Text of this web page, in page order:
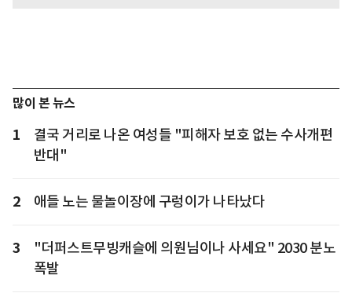
많이 본 뉴스
1
결국 거리로 나온 여성들 "피해자 보호 없는 수사개편
반대"
2 애들 노는 물놀이장에 구렁이가 나타났다
3
"더퍼스트무빙캐슬에 의원님이나 사세요" 2030 분노
폭발